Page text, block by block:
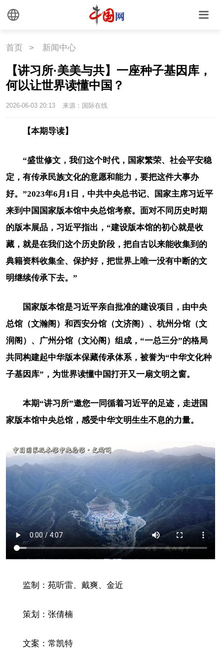
首页 > 新闻中心
【讲习所·美美与共】一座种子基因库，
何以让世界读懂中国？
2026-06-03 20:13 来源：国际在线
【本期导读】
“盛世修文，我们这个时代，国家繁荣、社会平安稳
定，有传承民族文化的意愿和能力，要把这件大事办
好。”2023年6月1日，中共中央总书记、国家主席习近平
来到中国国家版本馆中央总馆考察。面对不同历史时期
的版本展品，习近平指出，“建设版本馆的初心就是收
藏，就是在我们这个历史阶段，把自古以来能收集到的
典籍资料收集全、保护好，把世界上唯一没有中断的文
明继续传承下去。”
国家版本馆是习近平亲自批准的建设项目，由中央
总馆（文瀚阁）和西安分馆（文济阁）、杭州分馆（文
润阁）、广州分馆（文沁阁）组成，“一总三分”的格局
共同构建起中华版本保藏传承体系，被誉为“中华文化种
子基因库”，为世界读懂中国打开又一扇文明之窗。
本期“讲习所”邀您一同循着习近平的足迹，走进国
家版本馆中央总馆，感受中华文明生生不息的力量。
监制：苑听雷、戴爽、金近
策划：张倩楠
文案：常凯特